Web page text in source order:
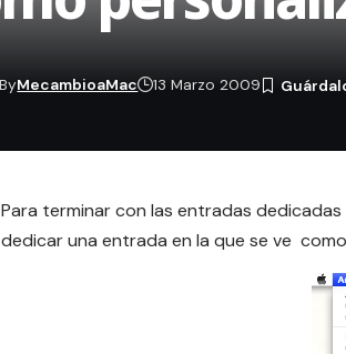
ByMecambioaMac 13 Marzo 2009
Para terminar con las entradas
dedicar una entrada en la que se ve